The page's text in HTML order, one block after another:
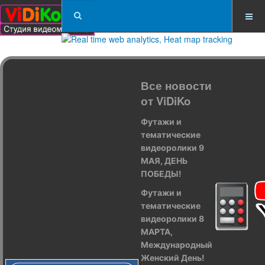
Все новости
от ViDiKo
Футажи и
тематические
видеоролики 9
МАЯ, ДЕНЬ
ПОБЕДЫ!
Футажи и
тематические
видеоролики 8
МАРТА,
Международный
Женский День!